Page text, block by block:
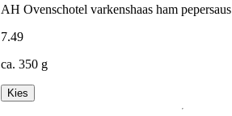
AH Ovenschotel varkenshaas ham pepersaus
7.49
ca. 350 g
Kies